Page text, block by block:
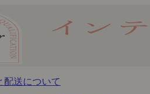
配送について